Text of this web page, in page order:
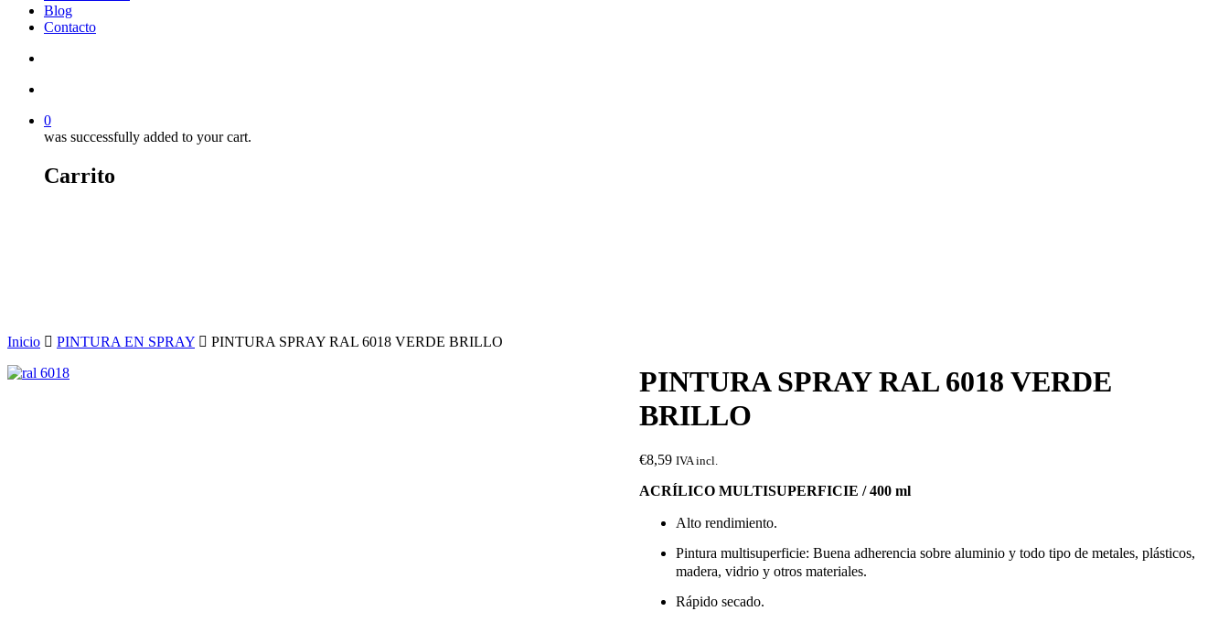
Blog
Contacto
0
was successfully added to your cart.
Carrito
Inicio PINTURA EN SPRAY PINTURA SPRAY RAL 6018 VERDE BRILLO
PINTURA SPRAY RAL 6018 VERDE
BRILLO
€8,59 IVA incl.
ACRÍLICO MULTISUPERFICIE / 400 ml
Alto rendimiento.
Pintura multisuperficie: Buena adherencia sobre aluminio y todo tipo de metales, plásticos,
madera, vidrio y otros materiales.
Rápido secado.